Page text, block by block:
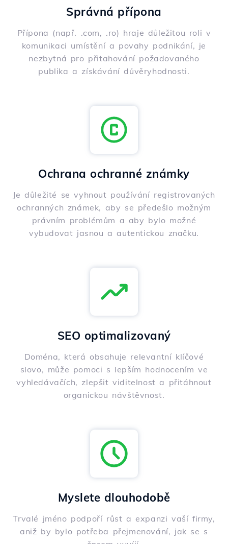
Správná přípona
Přípona (např. .com, .ro) hraje důležitou roli v
komunikaci umístění a povahy podnikání, je
nezbytná pro přitahování požadovaného
publika a získávání důvěryhodnosti.
Ochrana ochranné známky
Je důležité se vyhnout používání registrovaných
ochranných známek, aby se předešlo možným
právním problémům a aby bylo možné
vybudovat jasnou a autentickou značku.
SEO optimalizovaný
Doména, která obsahuje relevantní klíčové
slovo, může pomoci s lepším hodnocením ve
vyhledávačích, zlepšit viditelnost a přitáhnout
organickou návštěvnost.
Myslete dlouhodobě
Trvalé jméno podpoří růst a expanzi vaší firmy,
aniž by bylo potřeba přejmenování, jak se s